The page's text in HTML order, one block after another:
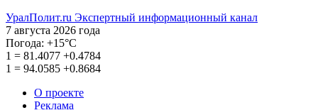
УралПолит.ru Экспертный информационный канал
7 августа 2026 года
Погода: +15°С
1 = 81.4077 +0.4784
1 = 94.0585 +0.8684
О проекте
Реклама